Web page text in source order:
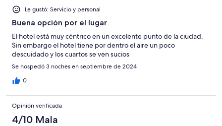
Le gustó: Servicio y personal
Buena opción por el lugar
El hotel está muy céntrico en un excelente punto de la ciudad.
Sin embargo el hotel tiene por dentro el aire un poco
descuidado y los cuartos se ven sucios
Se hospedó 3 noches en septiembre de 2024
0
Opinión verificada
4/10 Mala